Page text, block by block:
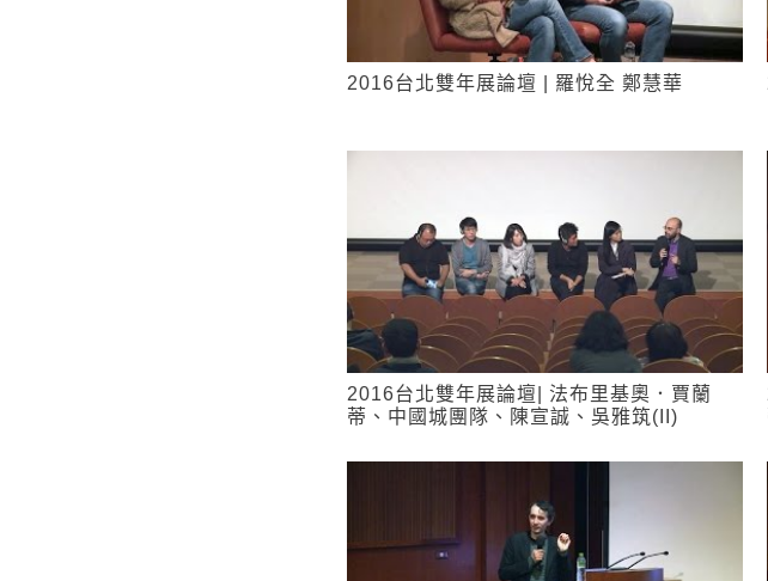
2016台北雙年展論壇 | 羅悅全 鄭慧華
2016台北雙年展論壇| 法布里基奧．賈蘭
蒂、中國城團隊、陳宣誠、吳雅筑(II)